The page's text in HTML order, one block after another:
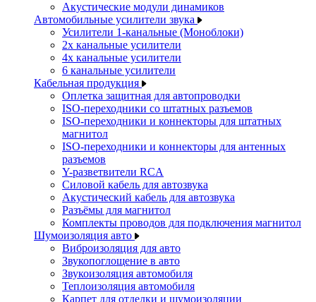
Акустические модули динамиков
Автомобильные усилители звука
Усилители 1-канальные (Моноблоки)
2х канальные усилители
4х канальные усилители
6 канальные усилители
Кабельная продукция
Оплетка защитная для автопроводки
ISO-переходники со штатных разъемов
ISO-переходники и коннекторы для штатных
магнитол
ISO-переходники и коннекторы для антенных
разъемов
Y-разветвители RCA
Силовой кабель для автозвука
Акустический кабель для автозвука
Разъёмы для магнитол
Комплекты проводов для подключения магнитол
Шумоизоляция авто
Виброизоляция для авто
Звукопоглощение в авто
Звукоизоляция автомобиля
Теплоизоляция автомобиля
Карпет для отделки и шумоизоляции